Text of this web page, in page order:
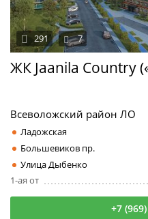
ЖК Jaanila Country
291 7
Всеволожский район ЛО
Ладожская
Большевиков пр.
Улица Дыбенко
1-ая от
+7